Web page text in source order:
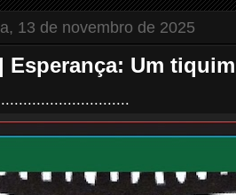
13 de novembro de 2025
Esperança: Um